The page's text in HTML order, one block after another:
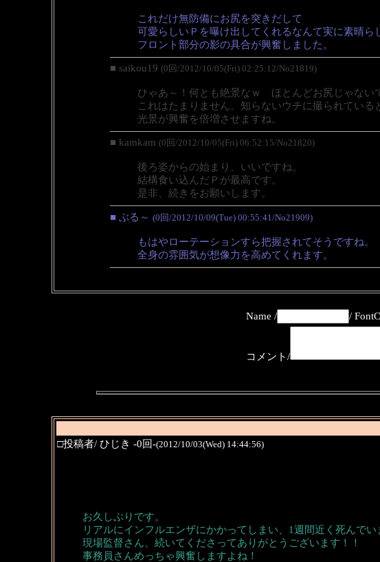
これだけ無防備にお尻を突きだして
可愛らしいＰを曝け出してくれるなんて実に素晴ら
フロント部分の影の具合が興奮しました。
■ saikou19 (0回/2012/10/05(Fri) 02:25:12/No21819)
ひゃあ～！何とも絶景なｗ ほとんどお尻じゃない
これはたまりません。知らないウチに撮られている
光景が興奮を倍増させますね。
■ kamkam (0回/2012/10/05(Fri) 06:52:15/No21820)
後ろ姿からの始まり、いいですね。
結構食い込んだＰが最高です。
是非、続きをお願いします。
■ ぶる～ (0回/2012/10/09(Tue) 00:55:41/No21909)
もはやローテーションすら把握されてそうですね。
全身の雰囲気が想像力を高めてくれます。
Name /
/
コメント/
□投稿者/ ひじき -0回-(2012/10/03(Wed) 14:44:56)
お久しぶりです。
リアルにインフルエンザにかかってしまい、1週間近く死んでい
現場監督さん、続いてくださってありがとうございます！！
事務員さんめっちゃ興奮しますよね！